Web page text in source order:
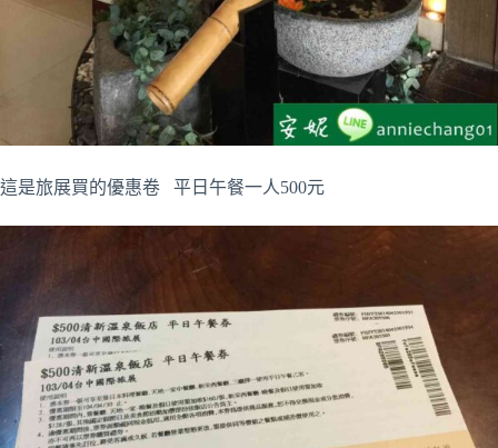
這是旅展買的優惠卷 平日午餐一人500元